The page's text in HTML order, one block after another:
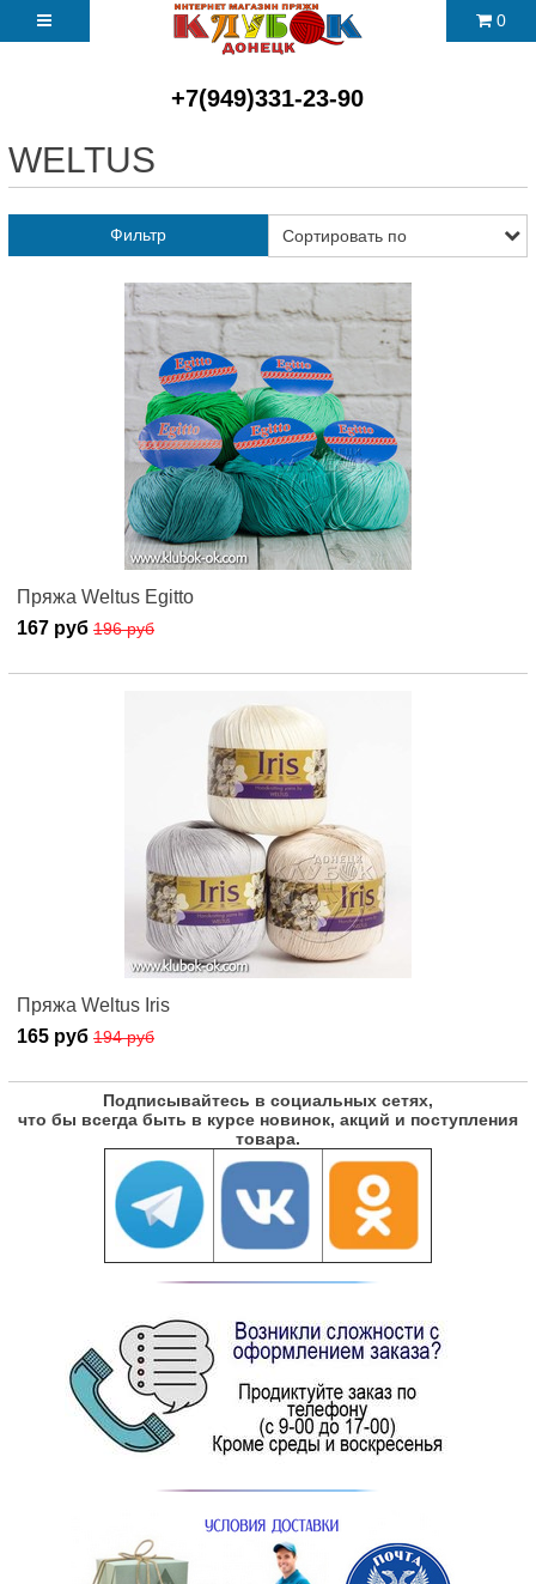
+7(949)331-23-90
0
WELTUS
Фильтр
Пряжа Weltus Egitto
167 руб 196 руб
Пряжа Weltus Iris
165 руб 194 руб
Подписывайтесь в социальных сетях,
что бы всегда быть в курсе новинок, акций и поступления
товара.